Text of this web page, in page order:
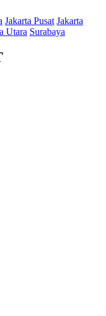
Jakarta Pusat Jakarta
Utara Surabaya